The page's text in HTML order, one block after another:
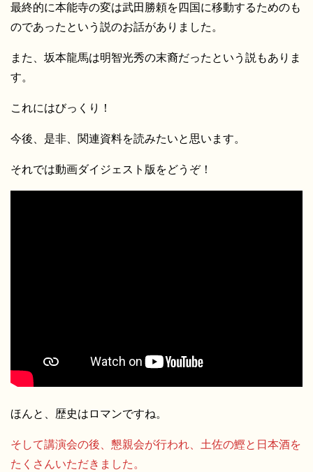
最終的に本能寺の変は武田勝頼を四国に移動するためのも
のであったという説のお話がありました。
また、坂本龍馬は明智光秀の末裔だったという説もありま
す。
これにはびっくり！
今後、是非、関連資料を読みたいと思います。
それでは動画ダイジェスト版をどうぞ！
ほんと、歴史はロマンですね。
そして講演会の後、懇親会が行われ、土佐の鰹と日本酒を
たくさんいただきました。